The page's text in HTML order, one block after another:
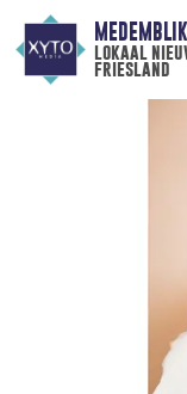
lokaal
friesland